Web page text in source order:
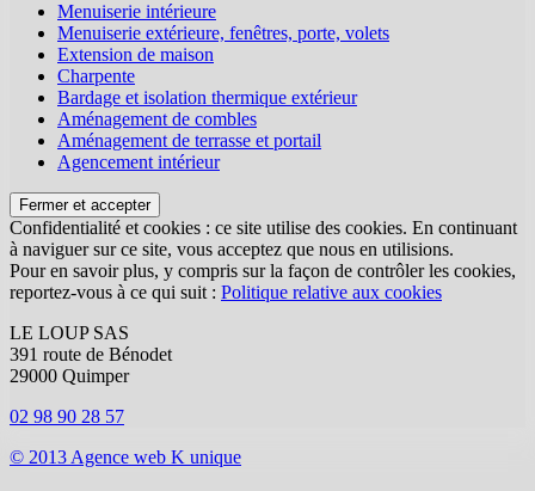
Menuiserie intérieure
Menuiserie extérieure, fenêtres, porte, volets
Extension de maison
Charpente
Bardage et isolation thermique extérieur
Aménagement de combles
Aménagement de terrasse et portail
Agencement intérieur
Confidentialité et cookies : ce site utilise des cookies. En continuant
à naviguer sur ce site, vous acceptez que nous en utilisions.
Pour en savoir plus, y compris sur la façon de contrôler les cookies,
reportez-vous à ce qui suit : Politique relative aux cookies
LE LOUP SAS
391 route de Bénodet
29000 Quimper
02 98 90 28 57
© 2013 Agence web K unique